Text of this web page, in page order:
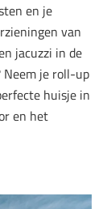
en je
van
jacuzzi in de
je roll-up
huisje in
en het